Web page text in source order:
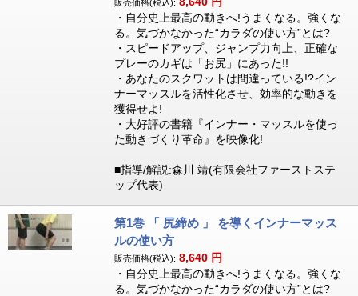
販売価格(税込):
・自分史上最高の動きへ!うまくなる。強くな
る。気づかなかった“カラダの使い方”とは?
・スピードアップ、ジャンプ力向上、正確な
プレーのカギは「お尻」にあった!!
・あなたのスクワットは間違っている!?イン
ナーマッスルを活性化させ、効率的な動きを
獲得せよ!
・大好評の書籍『インナー・マッスルを使っ
た動きづくり革命』を映像化!
■指導/解説:森川 靖(有限会社ファーストステ
ップ代表)
第1巻 「 尻締め 」 を導くインナーマッス
ルの使い方
販売価格(税込): 8,640 円
・自分史上最高の動きへ!うまくなる。強くな
る。気づかなかった“カラダの使い方”とは?